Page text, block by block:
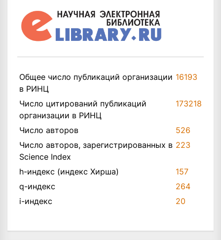
Общее число публикаций организации
в РИНЦ
16193
Число цитирований публикаций
организации в РИНЦ
173218
Число авторов
526
Число авторов, зарегистрированных в
Science Index
223
h-индекс (индекс Хирша)
157
q-индекс
264
i-индекс
20